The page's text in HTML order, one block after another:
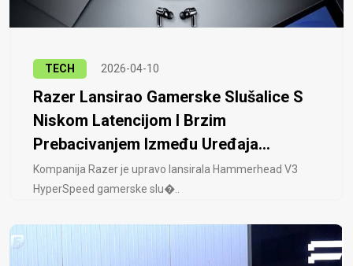
TECH 2026-04-10
Razer Lansirao Gamerske Slušalice S
Niskom Latencijom I Brzim
Prebacivanjem Između Uređaja...
Kompanija Razer je upravo lansirala Hammerhead V3
HyperSpeed ​​gamerske slu�..